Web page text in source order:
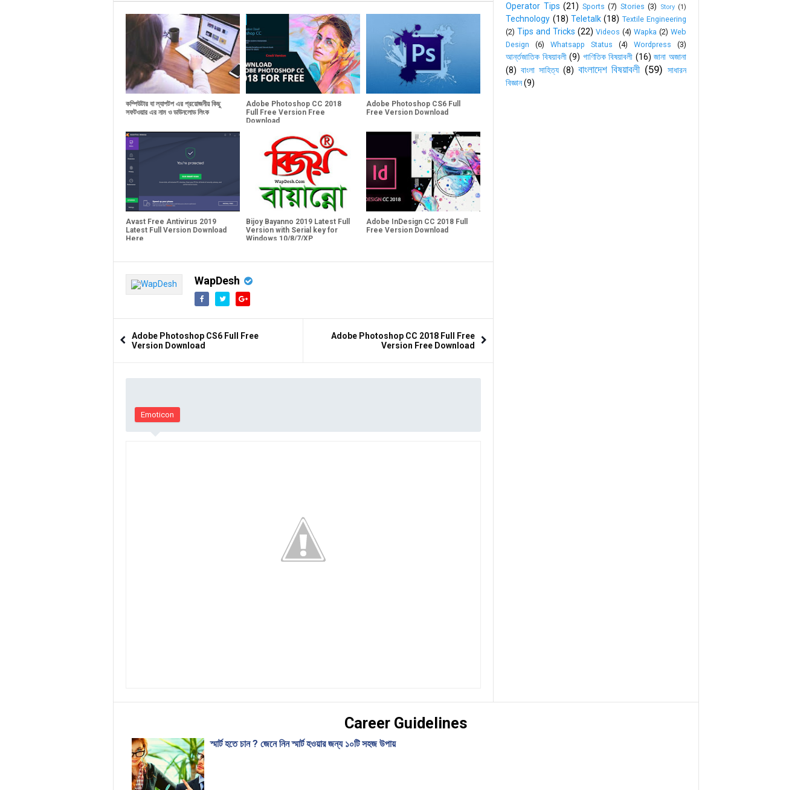
কম্পিউটার বা ল্যাপটপ এর প্রয়োজনীয় কিছু
সফটওয়ার এর নাম ও ডাউনলোড লিংক
Adobe Photoshop CC 2018
Full Free Version Free
Download
Adobe Photoshop CS6 Full
Free Version Download
Avast Free Antivirus 2019
Latest Full Version Download
Here
Bijoy Bayanno 2019 Latest Full
Version with Serial key for
Windows 10/8/7/XP
Adobe InDesign CC 2018 Full
Free Version Download
WapDesh
Adobe Photoshop CS6 Full Free
Version Download
Adobe Photoshop CC 2018 Full Free
Version Free Download
Emoticon
Operator Tips (21) Sports (7) Stories (3) Story (1)
Technology (18) Teletalk (18) Textile Engineering
(2) Tips and Tricks (22) Videos (4) Wapka (2) Web
Design
(6) Whatsapp Status (4) Wordpress (3)
আর্ন্তজাতিক বিষয়াবলী (9) গাণিতিক বিষয়াবলী (16) জানা অজানা
(8) বাংলা সাহিত্য (8) বাংলাদেশ বিষয়াবলী (59) সাধারন
বিজ্ঞান(9)
Career Guidelines
স্মার্ট হতে চান ? জেনে নিন স্মার্ট হওয়ার জন্য ১০টি সহজ উপায়